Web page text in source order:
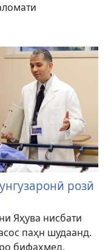
розӣ
Яҳува нисбати
паҳн шудаанд.
бифаҳмед.